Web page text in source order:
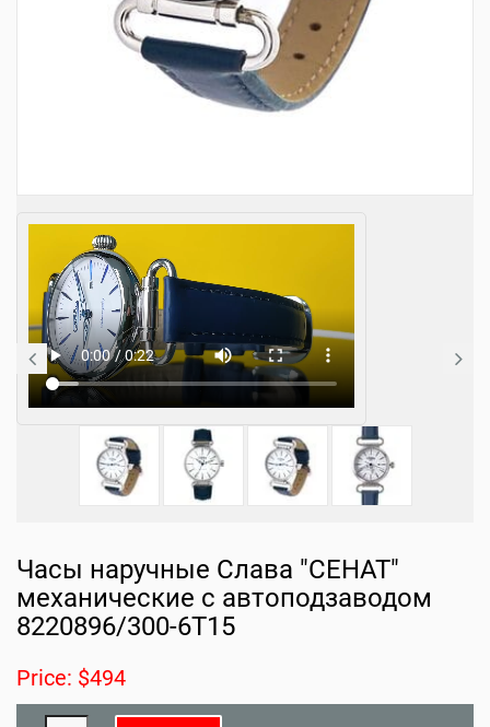
Часы наручные Слава "СЕНАТ"
механические с автоподзаводом
8220896/300-6T15
Price: $494